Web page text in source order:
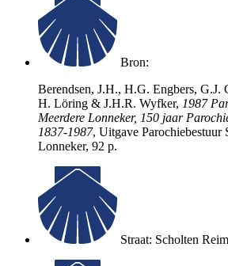
Bron:
Berendsen, J.H., H.G. Engbers,
H. Löring & J.H.R. Wyfker, 1987
Meerdere Lonneker, 150 jaar
1837-1987, Uitgave Parochiebestuur
Lonneker, 92 p.
Straat: Scholten